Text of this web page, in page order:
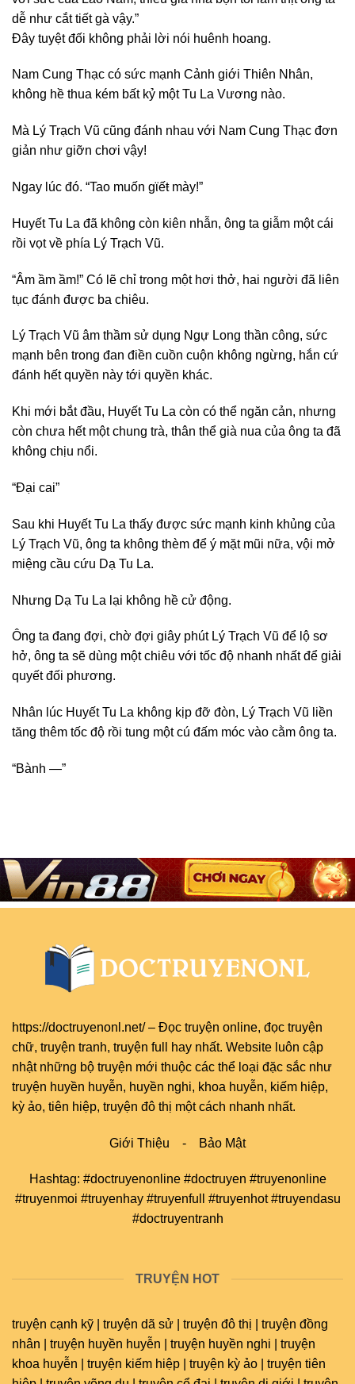
dễ như cắt tiết gà vậy.”
Đây tuyệt đối không phải lời nói huênh hoang.
Nam Cung Thạc có sức mạnh Cảnh giới Thiên Nhân,
không hề thua kém bất kỷ một Tu La Vương nào.
Mà Lý Trạch Vũ cũng đánh nhau với Nam Cung Thạc đơn
giản như giỡn chơi vậy!
Ngay lúc đó. “Tao muốn gϊếŧ mày!”
Huyết Tu La đã không còn kiên nhẫn, ông ta giẫm một cái
rồi vọt về phía Lý Trạch Vũ.
“Âm ầm ầm!” Có lẽ chỉ trong một hơi thở, hai người đã liên
tục đánh được ba chiêu.
Lý Trạch Vũ âm thầm sử dụng Ngự Long thần công, sức
mạnh bên trong đan điền cuồn cuộn không ngừng, hắn cứ
đánh hết quyền này tới quyền khác.
Khi mới bắt đầu, Huyết Tu La còn có thể ngăn cản, nhưng
còn chưa hết một chung trà, thân thể già nua của ông ta đã
không chịu nổi.
“Đại cai”
Sau khi Huyết Tu La thấy được sức mạnh kinh khủng của
Lý Trạch Vũ, ông ta không thèm để ý mặt mũi nữa, vội mở
miệng cầu cứu Dạ Tu La.
Nhưng Dạ Tu La lại không hề cử động.
Ông ta đang đợi, chờ đợi giây phút Lý Trạch Vũ để lộ sơ
hở, ông ta sẽ dùng một chiêu với tốc độ nhanh nhất để giải
quyết đối phương.
Nhân lúc Huyết Tu La không kịp đỡ đòn, Lý Trạch Vũ liền
tăng thêm tốc độ rồi tung một cú đấm móc vào cằm ông ta.
“Bành —”
https://doctruyenonl.net/– Đọc truyện online, đọc truyện
chữ, truyện tranh, truyện full
hay nhất. Website luôn cập
nhật những bộ truyện mới thuộc các thể loại đặc sắc như
truyện huyền huyễn, huyền nghi, khoa huyễn, kiếm hiệp,
kỳ ảo, tiên hiệp, truyện đô thị một cách nhanh nhất.
Giới Thiệu - Bảo Mật
Hashtag: #doctruyenonline #doctruyen #truyenonline
#truyenmoi #truyenhay #truyenfull #truyenhot #truyendasu
#doctruyentranh
TRUYỆN HOT
truyện cạnh kỹ | truyện dã sử | truyện đô thị | truyện đồng
nhân | truyện huyền huyễn | truyện huyền nghi | truyện
khoa huyễn | truyện kiếm hiệp | truyện kỳ ảo | truyện tiên